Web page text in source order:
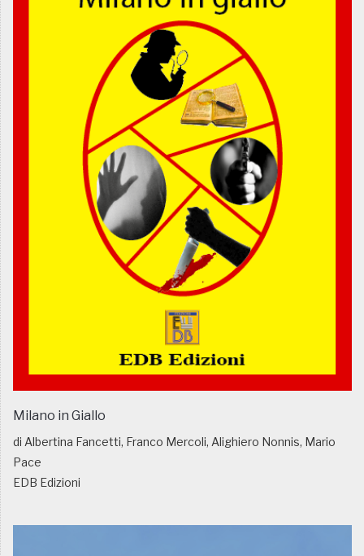
Milano in Giallo
di Albertina Fancetti, Franco Mercoli, Alighiero Nonnis, Mario
Pace
EDB Edizioni